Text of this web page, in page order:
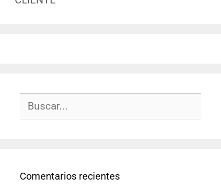
Comentarios recientes